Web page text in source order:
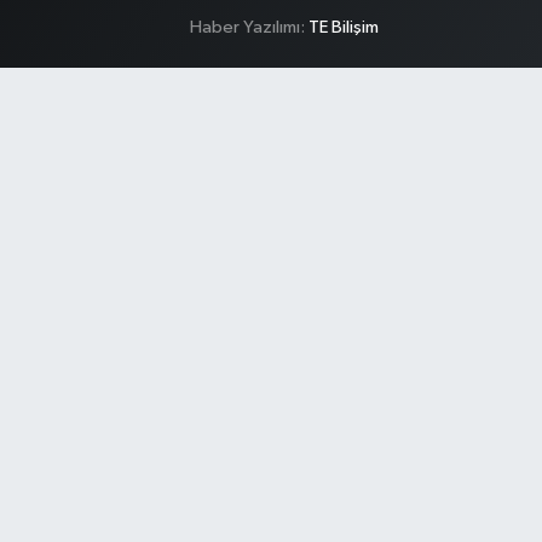
Haber Yazılımı: TE Bilişim